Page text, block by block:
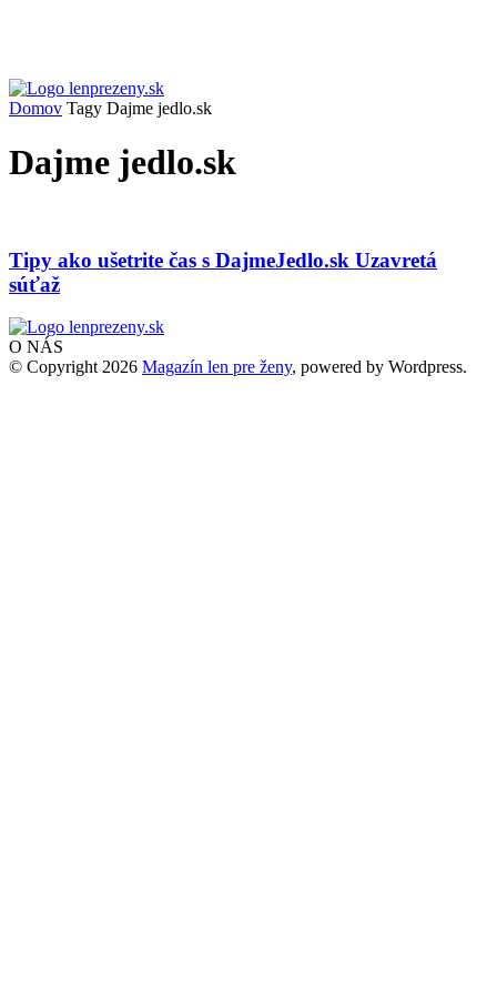
Domov Tagy Dajme jedlo.sk
Dajme jedlo.sk
Tipy ako ušetrite čas s DajmeJedlo.sk Uzavretá
súťaž
O NÁS
© Copyright 2026 Magazín len pre ženy, powered by Wordpress.